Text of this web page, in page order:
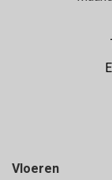
Vloeren